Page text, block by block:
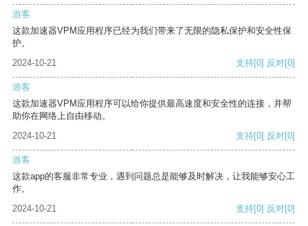
游客
这款加速器VPM应用程序已经为我们带来了无限的隐私保护和安全性保
护。
2024-10-21
支持[0] 反对[0]
游客
这款加速器VPM应用程序可以给你提供最高速度和安全性的连接，并帮
助你在网络上自由移动。
2024-10-21
支持[0] 反对[0]
游客
这款app的客服非常专业，遇到问题总是能够及时解决，让我能够安心工
作。
2024-10-21
支持[0] 反对[0]